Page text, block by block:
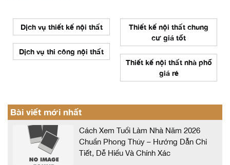
Dịch vụ thiết kế nội thất
Dịch vụ thi công nội thất
Thiết kế nội thất chung
cư giá tốt
Thiết kế nội thất nhà phố
giá rẻ
Bài viết mới nhất
Cách Xem Tuổi Làm Nhà Năm 2026
Chuẩn Phong Thủy – Hướng Dẫn Chi
Tiết, Dễ Hiểu Và Chính Xác